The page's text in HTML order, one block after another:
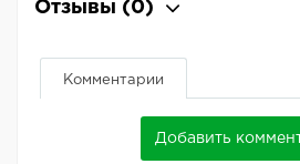
Отзывы (0)
Комментарии
Добавить